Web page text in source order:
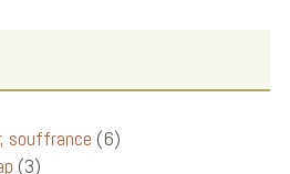
souffrance (6)
(3)